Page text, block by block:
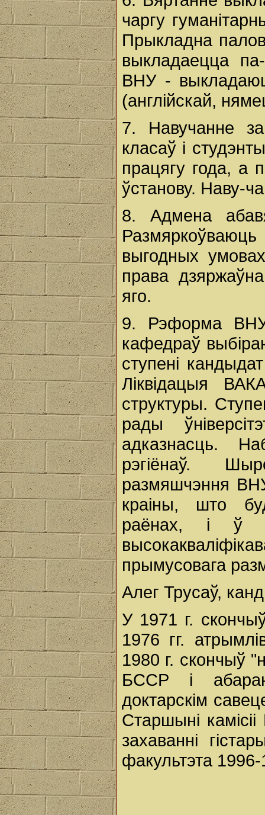
чаргу
Прыкладна
выкладаецца
ВНУ -
(англійскай,
7. Навучанне
класаў і
працягу года, а
ўстанову. Наву-
8. Адмена
выгодных
права
яго.
9. Рэформа
кафедраў
ступені
Ліквідацыя
структуры.
рады
адказнасць.
рэгіёнаў.
размяшчэння
краіны, што
раёнах, і ў
прымусовага
Алег Трусаў,
У 1971 г.
1976 гг.
1980 г. скончыў
БССР і
доктарскім
Старшыні
захаванні
факультэта 1996-